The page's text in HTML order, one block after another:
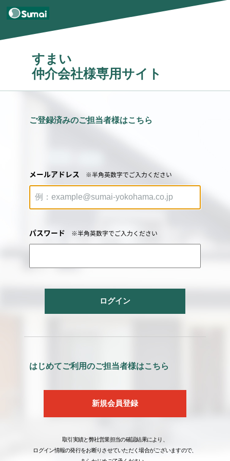
すまい
仲介会社様専用サイト
ご登録済みのご担当者様はこちら
メールアドレス ※半角英数字でご入力ください
パスワード ※半角英数字でご入力ください
ログイン
はじめてご利用のご担当者様はこちら
新規会員登録
取引実績と弊社営業担当の確認結果により、
ログイン情報の発行をお断りさせていただく場合がございますので、